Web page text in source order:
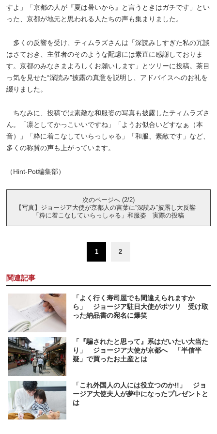
すよ」「京都の人が『夏は暑いから』と言うときはガチです」とい
った、京都が地元と思われる人たちの声も集まりました。
多くの反響を受け、ティムラズさんは「深読みしすぎた私の冗談
はさておき、主催者のそのような配慮には素直に感謝しておりま
す。京都のみなさまよろしくお願いします」とツリーに投稿。茶目
っ気を見せた“深読み”披露の真意を説明し、アドバイスへのお礼を
綴りました。
ちなみに、投稿では素敵な和服姿の写真も披露したティムラズさ
ん。「凛としてかっこいいですね」「ようお似合いどすなぁ（本
音）」「粋に着こなしていらっしゃる」「和服、素敵です」など、
多くの称賛の声も上がっています。
（Hint-Pot編集部）
次のページへ (2/2)
【写真】ジョージア大使が京都人の言葉に“深読み”披露し大反響
「粋に着こなしていらっしゃる」和服姿 実際の投稿
1 2
関連記事
「よく行く寿司屋でも間違えられますか
ら」 ジョージア駐日大使がポツリ 受け取
った納品書の宛名に爆笑
「『騙されたと思って』系はだいたい大当た
り」 ジョージア大使が京都へ 「半信半
疑」で買ったお土産とは
「これ外国人の人には役立つのか!!」 ジョ
ージア大使夫人が夢中になったプレゼントと
は